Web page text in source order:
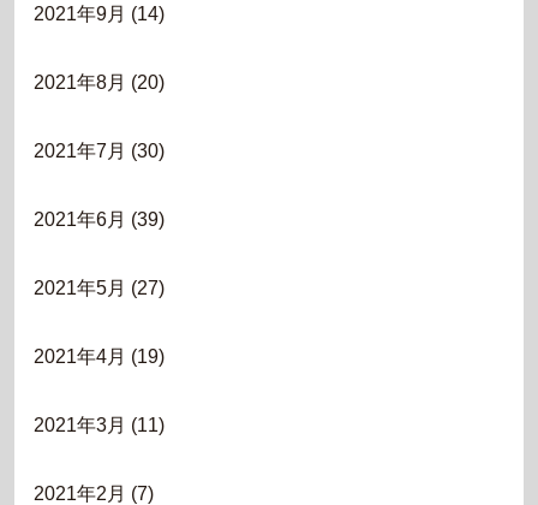
2021年9月 (14)
2021年8月 (20)
2021年7月 (30)
2021年6月 (39)
2021年5月 (27)
2021年4月 (19)
2021年3月 (11)
2021年2月 (7)